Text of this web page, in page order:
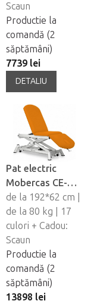
Scaun
Productie la
comandă (2
săptămâni)
7739 lei
DETALIU
Pat electric
Mobercas CE-
0130-ARPC
de la 192*62 cm |
de la 80 kg | 17
culori + Cadou:
Scaun
Productie la
comandă (2
săptămâni)
13898 lei